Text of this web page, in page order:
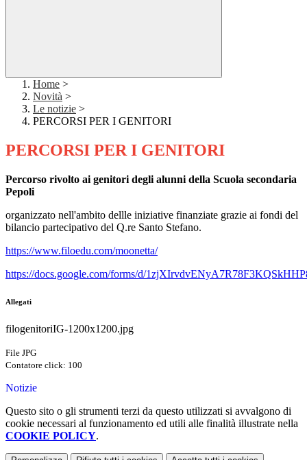
Home >
Novità >
Le notizie >
PERCORSI PER I GENITORI
PERCORSI PER I GENITORI
Percorso rivolto ai genitori degli alunni della Scuola secondaria
Pepoli
organizzato nell'ambito dellle iniziative finanziate grazie ai fondi del
bilancio partecipativo del Q.re Santo Stefano.
https://www.filoedu.com/moonetta/
https://docs.google.com/forms/d/
Allegati
filogenitoriIG-1200x1200.jpg
File JPG
Contatore click: 100
Notizie
Questo sito o gli strumenti terzi da questo utilizzati si avvalgono di
cookie necessari al funzionamento ed utili alle finalità illustrate nella
COOKIE POLICY.